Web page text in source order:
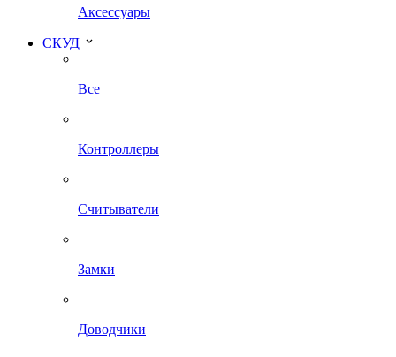
Аксессуары
СКУД
Все
Контроллеры
Считыватели
Замки
Доводчики